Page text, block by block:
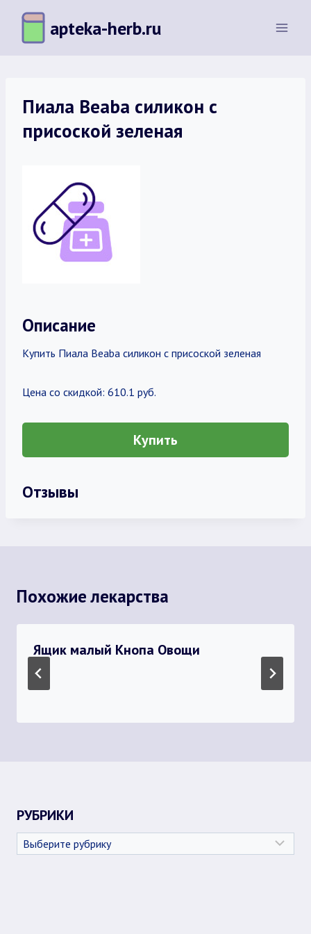
Перейти
содержимому
apteka-herb.ru
Пиала Beaba силикон с
присоской зеленая
Описание
Купить Пиала Beaba силикон с присоской зеленая
Цена со скидкой: 610.1 руб.
Купить
Отзывы
Похожие лекарства
Ящик малый Кнопа Овощи
РУБРИКИ
Рубрики